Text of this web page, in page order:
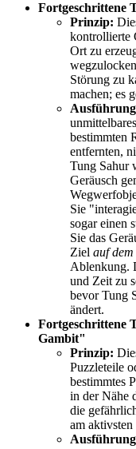
Fortgeschrittene
Prinzip:
kontrollierte
Ort zu
Störung zu
machen; es
bestimmten
entfernten,
Tung Sahur
Geräusch
Sie
sogar einen
Sie das
Ziel auf dem
Ablenkung.
und Zeit zu
bevor Tung
ändert.
Fortgeschrittene
Gambit"
Prinzip:
Puzzleteile
bestimmtes
in der Nähe
die
am